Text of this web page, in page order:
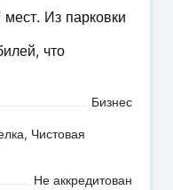
Из парковки
что
Бизнес
Чистовая
Не аккредитован